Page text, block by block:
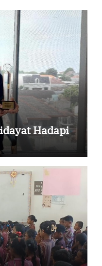
Hadapi